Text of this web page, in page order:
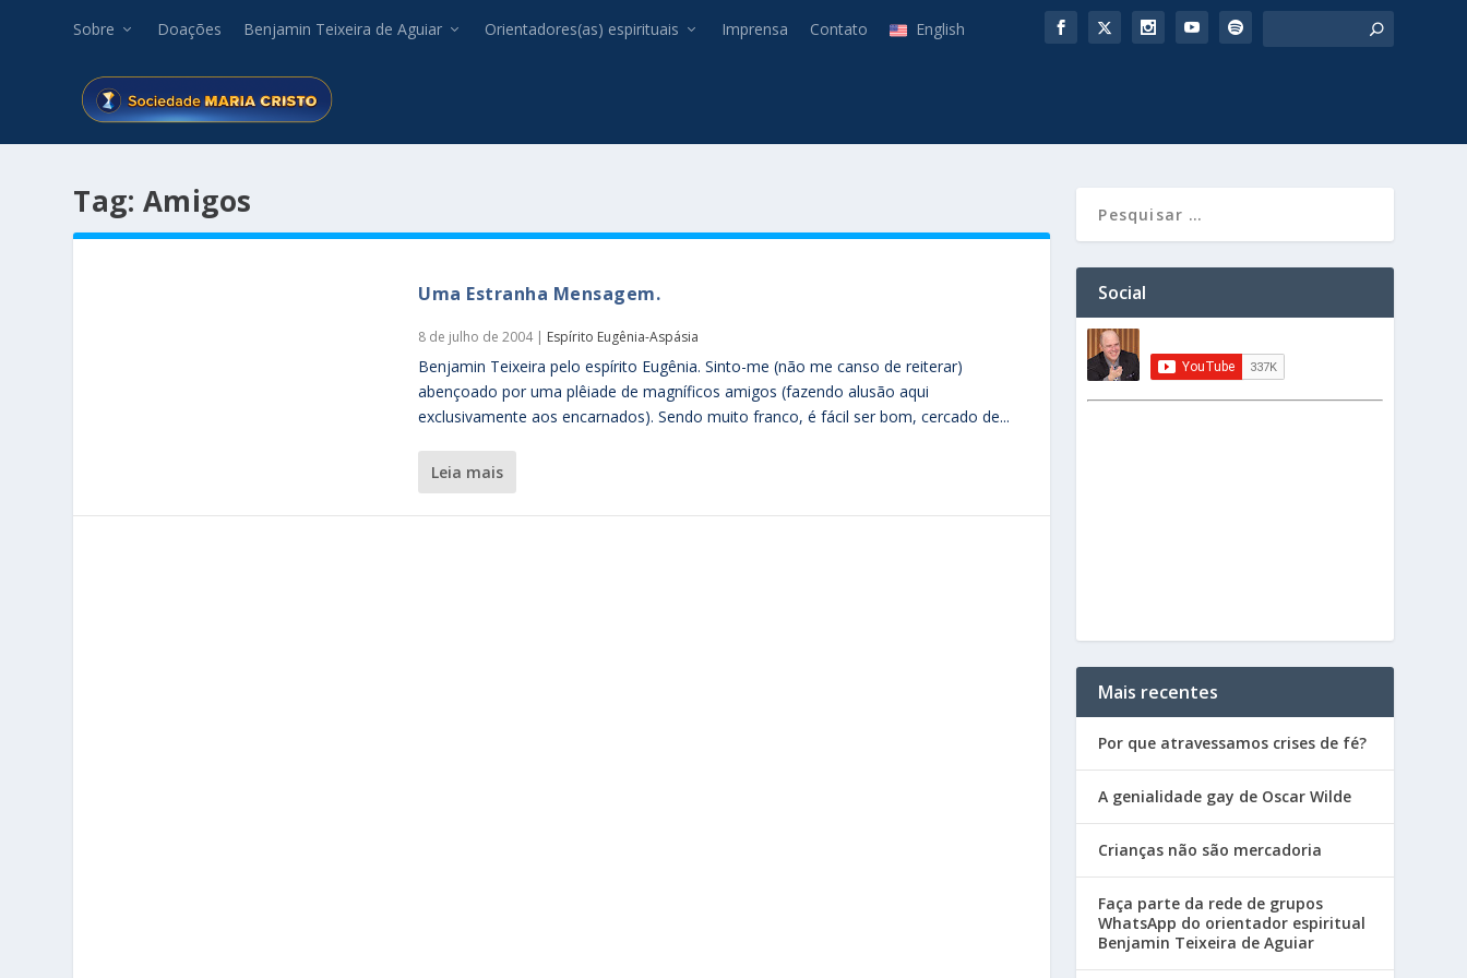
Sobre Doações Benjamin Teixeira de Aguiar Orientadores(as) espirituais Imprensa Contato English
Tag: Amigos
Uma Estranha Mensagem.
8 de julho de 2004| Espírito Eugênia-Aspásia
Benjamin Teixeira pelo espírito Eugênia. Sinto-me (não me canso de reiterar)
abençoado por uma plêiade de magníficos amigos (fazendo alusão aqui
exclusivamente aos encarnados). Sendo muito franco, é fácil ser bom, cercado de...
leia mais
Social
Mais recentes
Por que atravessamos crises de fé?
A genialidade gay de Oscar Wilde
Crianças não são mercadoria
Faça parte da rede de grupos
WhatsApp do orientador espiritual
Benjamin Teixeira de Aguiar